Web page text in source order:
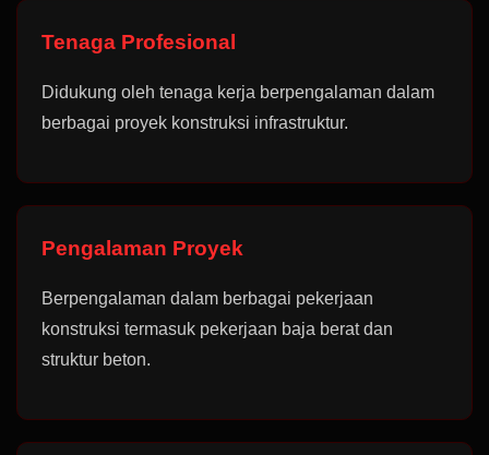
Tenaga Profesional
Didukung oleh tenaga kerja berpengalaman dalam
berbagai proyek konstruksi infrastruktur.
Pengalaman Proyek
Berpengalaman dalam berbagai pekerjaan
konstruksi termasuk pekerjaan baja berat dan
struktur beton.